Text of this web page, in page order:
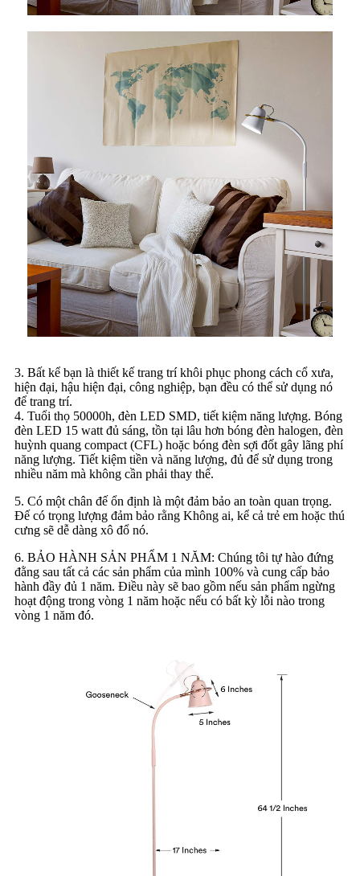
3. Bất kể bạn là thiết kế trang trí khôi phục phong cách cổ xưa,
hiện đại, hậu hiện đại, công nghiệp, bạn đều có thể sử dụng nó
để trang trí.
4. Tuổi thọ 50000h, đèn LED SMD, tiết kiệm năng lượng. Bóng
đèn LED 15 watt đủ sáng, tồn tại lâu hơn bóng đèn halogen, đèn
huỳnh quang compact (CFL) hoặc bóng đèn sợi đốt gây lãng phí
năng lượng. Tiết kiệm tiền và năng lượng, đủ để sử dụng trong
nhiều năm mà không cần phải thay thế.
5. Có một chân đế ổn định là một đảm bảo an toàn quan trọng.
Đế có trọng lượng đảm bảo rằng Không ai, kể cả trẻ em hoặc thú
cưng sẽ dễ dàng xô đổ nó.
6. BẢO HÀNH SẢN PHẨM 1 NĂM: Chúng tôi tự hào đứng
đằng sau tất cả các sản phẩm của mình 100% và cung cấp bảo
hành đầy đủ 1 năm. Điều này sẽ bao gồm nếu sản phẩm ngừng
hoạt động trong vòng 1 năm hoặc nếu có bất kỳ lỗi nào trong
vòng 1 năm đó.